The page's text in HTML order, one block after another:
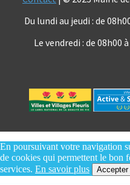
Du lundi au jeudi : de
Le vendredi : de 08h00
En poursuivant votre navigation
de cookies qui permettent le bon
services. En savoir plus Accepter